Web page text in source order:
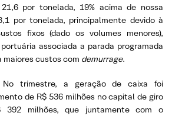
por tonelada, 19% acima de nossa
por tonelada, principalmente devido à
fixos (dado os volumes menores),
associada a parada programada
maiores custos com demurrage.
trimestre, a geração de caixa foi
de R$ 536 milhões no capital de giro
milhões, que juntamente com o